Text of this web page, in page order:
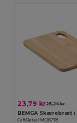
23,79 kr25,24 kr
BEMGA Skærebræt i
GiftRetail MO6778